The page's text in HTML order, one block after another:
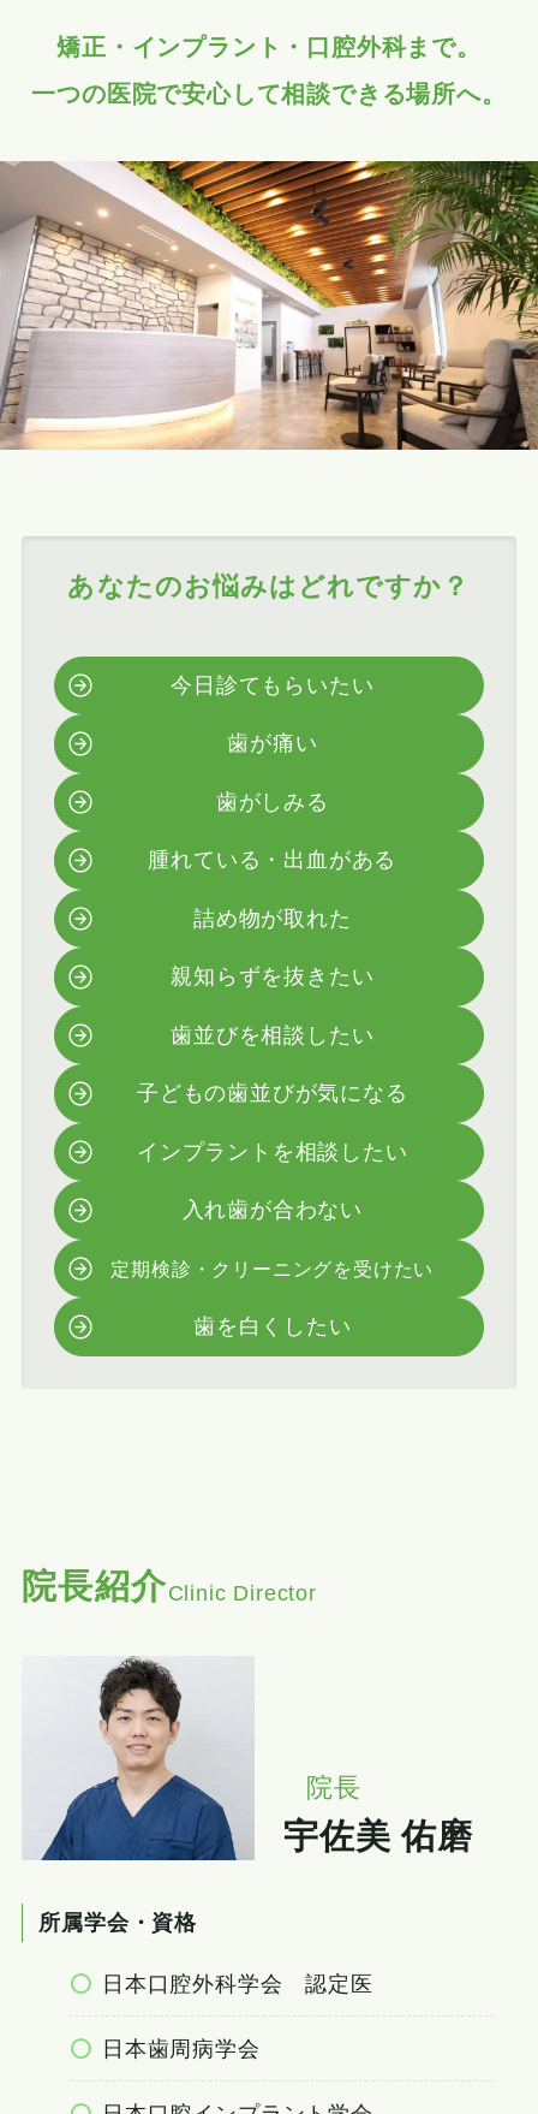
矯正・インプラント・口腔外科まで。
一つの医院で安心して相談できる場所へ。
あなたのお悩みはどれですか？
今日診てもらいたい
歯が痛い
歯がしみる
腫れている・出血がある
詰め物が取れた
親知らずを抜きたい
歯並びを相談したい
子どもの歯並びが気になる
インプラントを相談したい
入れ歯が合わない
定期検診・クリーニングを受けたい
歯を白くしたい
院長紹介Clinic Director
院長
宇佐美 佑磨
所属学会・資格
日本口腔外科学会 認定医
日本歯周病学会